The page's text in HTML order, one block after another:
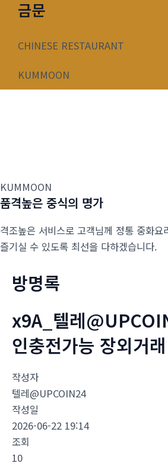
너
금문
CHINESE RESTAURANT
KUMMOON
KUMMOON
품격높은 중식의 명가
격조높은 서비스로 고객님께 정통 중화요
즐기실 수 있도록 최선을 다하겠습니다.
방명록
x9A_텔레
인충전가능 장외거
작성자
텔레@UPCOIN24
작성일
2026-06-22 19:14
조회
10